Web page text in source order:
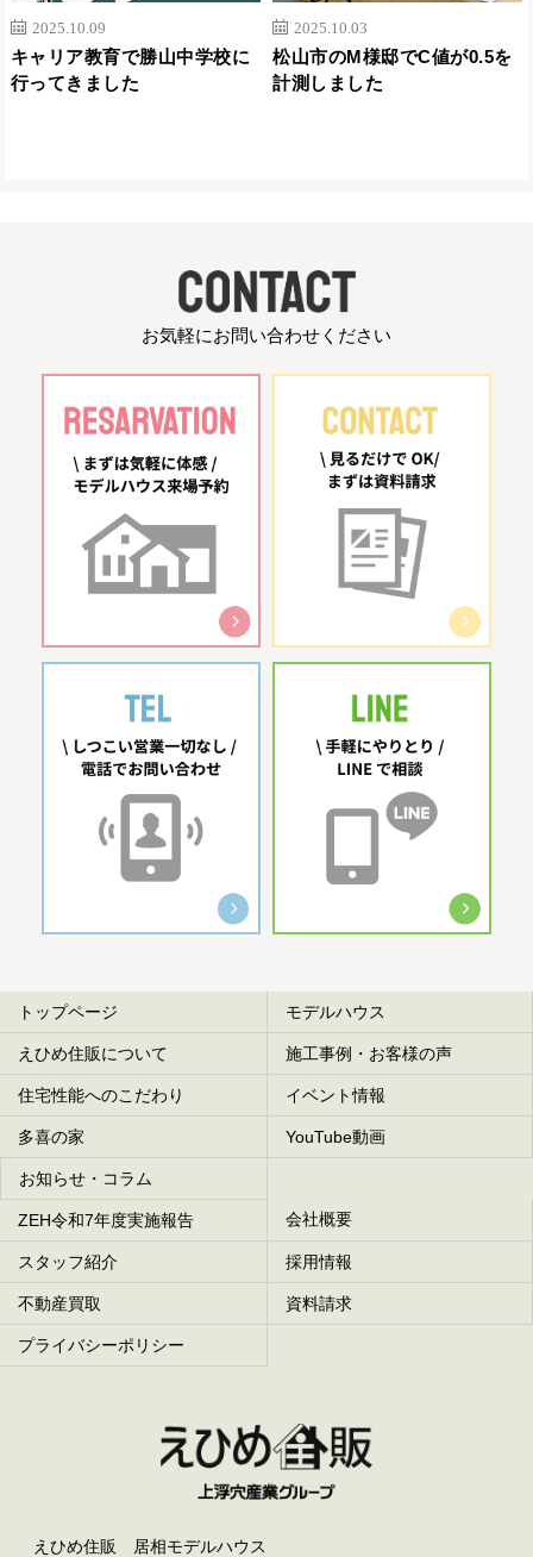
2025.10.09
キャリア教育で勝山中学校に
行ってきました
2025.10.03
松山市のM様邸でC値が0.5を
計測しました
お気軽にお問い合わせください
トップページ モデルハウス
えひめ住販について 施工事例・お客様の声
住宅性能へのこだわり イベント情報
多喜の家 YouTube動画
お知らせ・コラム
ZEH令和7年度実施報告 会社概要
スタッフ紹介 採用情報
不動産買取 資料請求
プライバシーポリシー
えひめ住販 居相モデルハウス